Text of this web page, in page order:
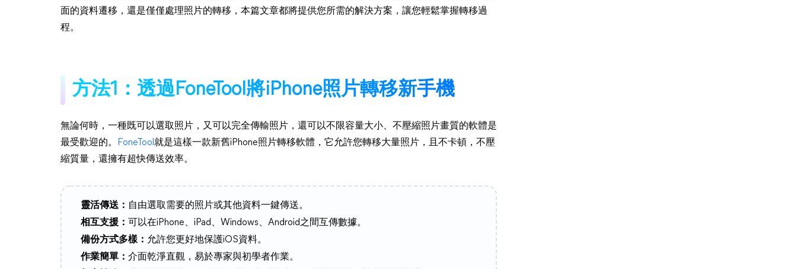
面的資料遷移，還是僅僅處理照片的轉移，本篇文章都將提供您所需的解決方案，讓您輕鬆掌握轉移過
程。
方法1：透過FoneTool將iPhone照片轉移新手機
無論何時，一種既可以選取照片，又可以完全傳輸照片，還可以不限容量大小、不壓縮照片畫質的軟體是
最受歡迎的。
FoneTool 就是這樣一款新舊iPhone照片轉移軟體，它允許您轉移大量照片，且不卡頓，不壓
縮質量，還擁有超快傳送效率。
靈活傳送： 自由選取需要的照片或其他資料一鍵傳送。
相互支援： 可以在iPhone、iPad、Windows、Android之間互傳數據。
備份方式多樣： 允許您更好地保護iOS資料。
作業簡單： 介面乾淨直觀，易於專家與初學者作業。